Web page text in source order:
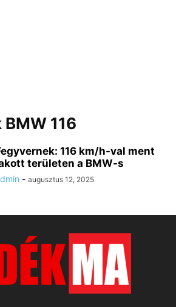
116
116 km/h-val ment
területen a BMW-s
- augusztus 12, 2025